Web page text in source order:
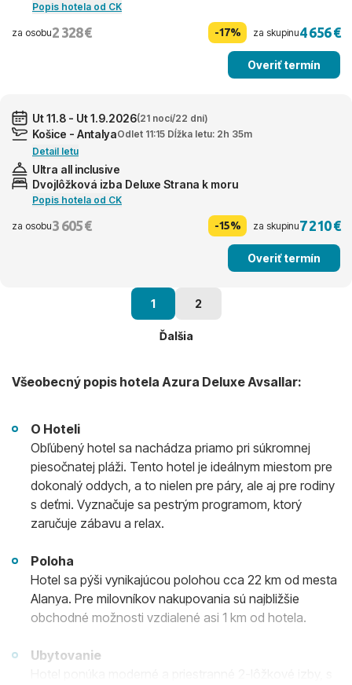
Popis hotela od CK
za osobu2 328 € -17% za skupinu4 656 €
Overiť termín
Ut 11.8 - Ut 1.9.2026(21 nocí/22 dní)
Košice - AntalyaOdlet 11:15 Dĺžka letu: 2h 35m
Detail letu
Ultra all inclusive
Dvojlôžková izba Deluxe Strana k moru
Popis hotela od CK
za osobu3 605 € -15% za skupinu7 210 €
Overiť termín
1 2
Ďalšia
Všeobecný popis hotela Azura Deluxe Avsallar:
O Hoteli
Obľúbený hotel sa nachádza priamo pri súkromnej
piesočnatej pláži. Tento hotel je ideálnym miestom pre
dokonalý oddych, a to nielen pre páry, ale aj pre rodiny
s deťmi. Vyznačuje sa pestrým programom, ktorý
zaručuje zábavu a relax.
Poloha
Hotel sa pýši vynikajúcou polohou cca 22 km od mesta
Alanya. Pre milovníkov nakupovania sú najbližšie
obchodné možnosti vzdialené asi 1 km od hotela.
Ubytovanie